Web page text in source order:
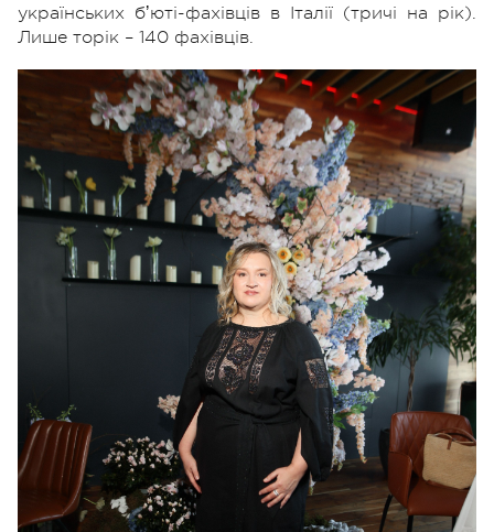
українських бʼюті-фахівців в Італії (тричі на рік).
Лише торік – 140 фахівців.